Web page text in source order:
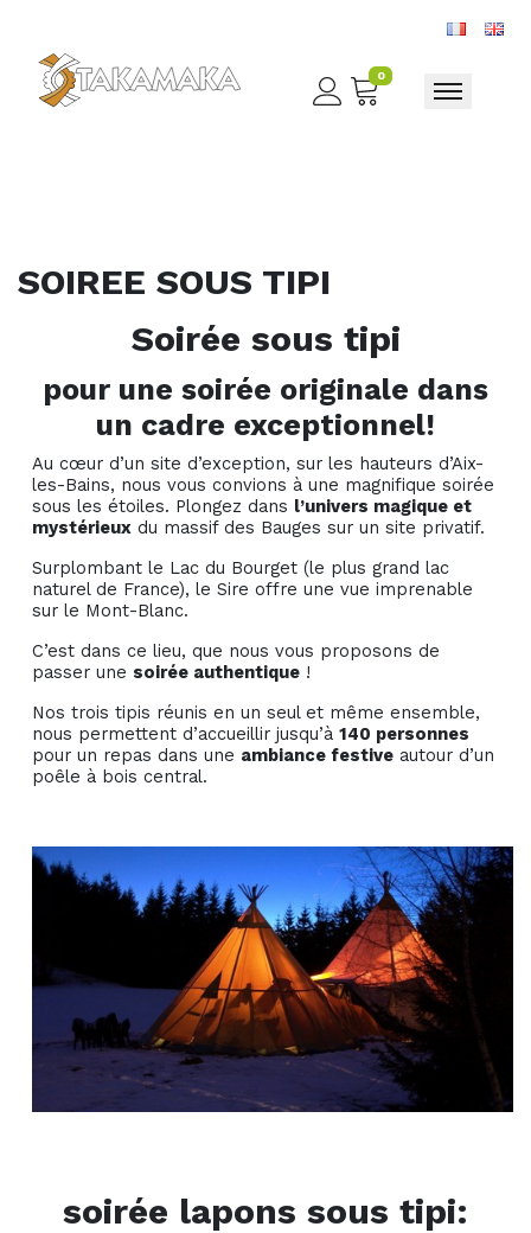
0
Toggle
SOIREE SOUS TIPI
Soirée sous tipi
pour une soirée originale dans
un cadre exceptionnel!
Au cœur d’un site d’exception, sur les hauteurs d’Aix-
les-Bains, nous vous convions à une magnifique soirée
sous les étoiles. Plongez dans l’univers magique et
mystérieux du massif des Bauges sur un site privatif.
Surplombant le Lac du Bourget (le plus grand lac
naturel de France), le Sire offre une vue imprenable
sur le Mont-Blanc.
C’est dans ce lieu, que nous vous proposons de
passer une soirée authentique !
Nos trois tipis réunis en un seul et même ensemble,
nous permettent d’accueillir jusqu’à 140 personnes
pour un repas dans une ambiance festive autour d’un
poêle à bois central.
soirée lapons sous tipi: